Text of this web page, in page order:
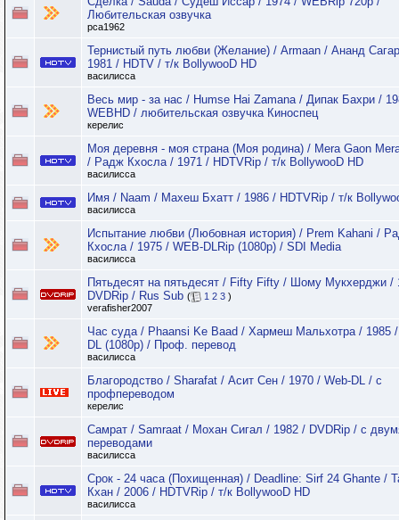
Любительская озвучка
pca1962
Тернистый путь любви (Желание) / Armaan / Ананд
1981 / HDTV / т/к BollywooD HD
василисса
Весь мир - за нас / Humse Hai Zamana / Дипак Бахри /
WEBHD / любительская озвучка Киноспец
керелис
Моя деревня - моя страна (Моя родина) / Mera Gaon
/ Радж Кхосла / 1971 / HDTVRip / т/к BollywooD HD
василисса
Имя / Naam / Махеш Бхатт / 1986 / HDTVRip / т/к
василисса
Испытание любви (Любовная история) / Prem Kahani /
Кхосла / 1975 / WEB-DLRip (1080p) / SDI Media
василисса
Пятьдесят на пятьдесят / Fifty Fifty / Шому Мукхерджи /
DVDRip / Rus Sub ( 1 2 3 )
verafisher2007
Час суда / Phaansi Ke Baad / Хармеш Мальхотра / 1985
DL (1080p) / Проф. перевод
василисса
Благородство / Sharafat / Асит Сен / 1970 / Web-DL / с
профпереводом
керелис
Самрат / Samraat / Мохан Сигал / 1982 / DVDRip / с
переводами
василисса
Срок - 24 часа (Похищенная) / Deadline: Sirf 24 Ghante /
Кхан / 2006 / HDTVRip / т/к BollywooD HD
василисса